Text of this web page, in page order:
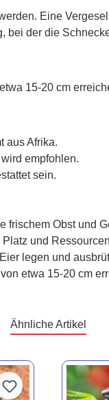
Eine
bei der die
15-20 cm
aus Afrika.
empfohlen.
sein.
frischem Obst und
und
legen und
etwa 15-20 cm
Ähnliche Artikel